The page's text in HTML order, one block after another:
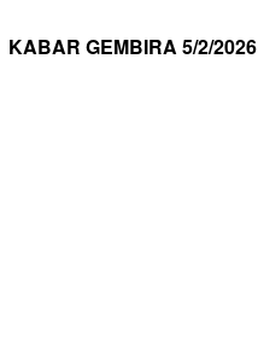
KABAR GEMBIRA 5/2/2026